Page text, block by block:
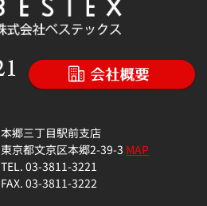
本郷三丁目駅前支店
東京都文京区本郷2-39-3 MAP
TEL. 03-3811-3221
FAX. 03-3811-3222